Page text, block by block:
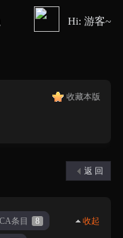
Hi: 游客~
收藏本版
返 回
收起
条目 8